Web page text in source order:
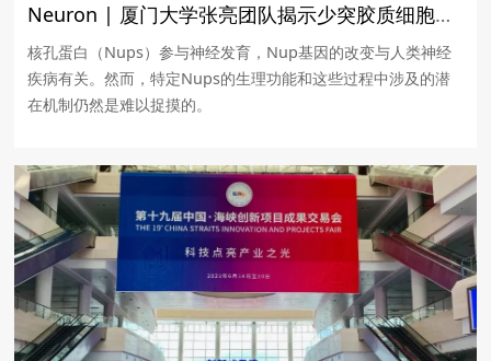
Neuron | 厦门大学张亮团队揭示少突胶质细胞分化和髓鞘形成所必需的核孔蛋白
核孔蛋白（Nups）参与神经发育，Nup基因的改变与人类神经
疾病有关。然而，特定Nups的生理功能和这些过程中涉及的潜
在机制仍然是难以捉摸的。